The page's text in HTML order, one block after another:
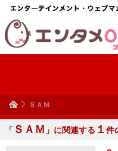
ＳＡＭ
「 ＳＡＭ 」に関連する １ 件